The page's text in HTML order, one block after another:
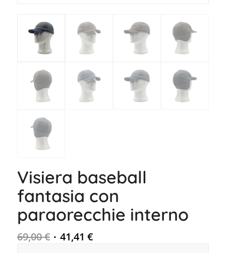
Visiera baseball
fantasia con
paraorecchie interno
69,00€ 41,41 €